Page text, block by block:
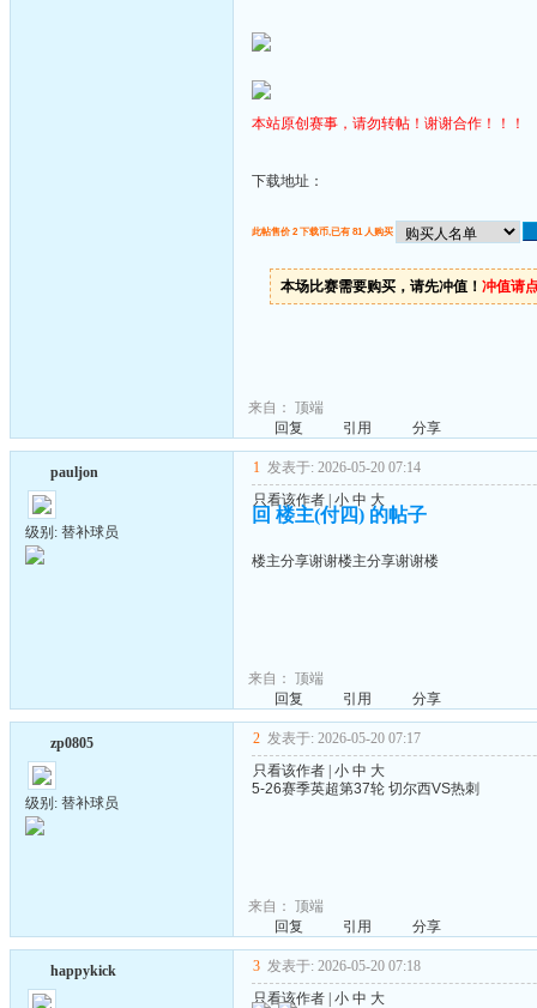
本站原创赛事，请勿转帖！谢谢合作！！！
下载地址：
此帖售价 2 下载币,已有 81 人购买
本场比赛需要购买，请先冲值！ 冲值请
来自： 顶端
回复
引用 分享
pauljon
级别: 替补球员
1 发表于: 2026-05-20 07:14
只看该作者 小 中 大
回 楼主(付四) 的帖子
楼主分享谢谢楼主分享谢谢楼
来自： 顶端
回复
引用 分享
zp0805
级别: 替补球员
2 发表于: 2026-05-20 07:17
只看该作者 小 中 大
5-26赛季英超第37轮 切尔西VS热刺
来自： 顶端
回复
引用 分享
happykick 3 发表于: 2026-05-20 07:18
只看该作者 小 中 大